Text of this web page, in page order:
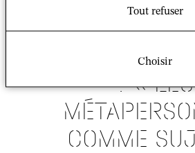
Séminaires de
du GSRL
ATELIER DE
: « LES
COMME
Tout refuser
Choisir